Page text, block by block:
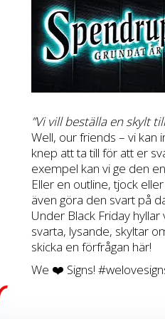
”Vi vill beställa en skylt
Well, our friends – vi kan
knep att ta till för att er
exempel kan vi ge den
Eller en outline, tjock
även göra den svart på
Under Black Friday
svarta, lysande, skyltar
skicka en förfrågan här!
We ❤️ Signs! #